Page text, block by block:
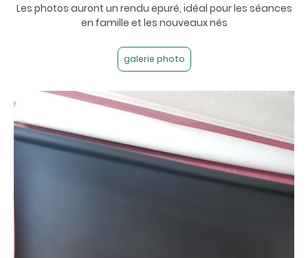
Les photos auront un rendu epuré, idéal pour les séances
en famille et les nouveaux nés
galerie photo